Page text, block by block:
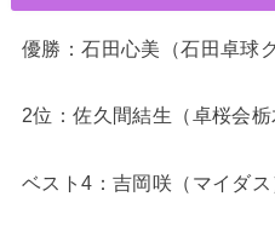
優勝：石田心美（石田卓球
2位：佐久間結生（卓桜会栃
ベスト4：吉岡咲（マイダス